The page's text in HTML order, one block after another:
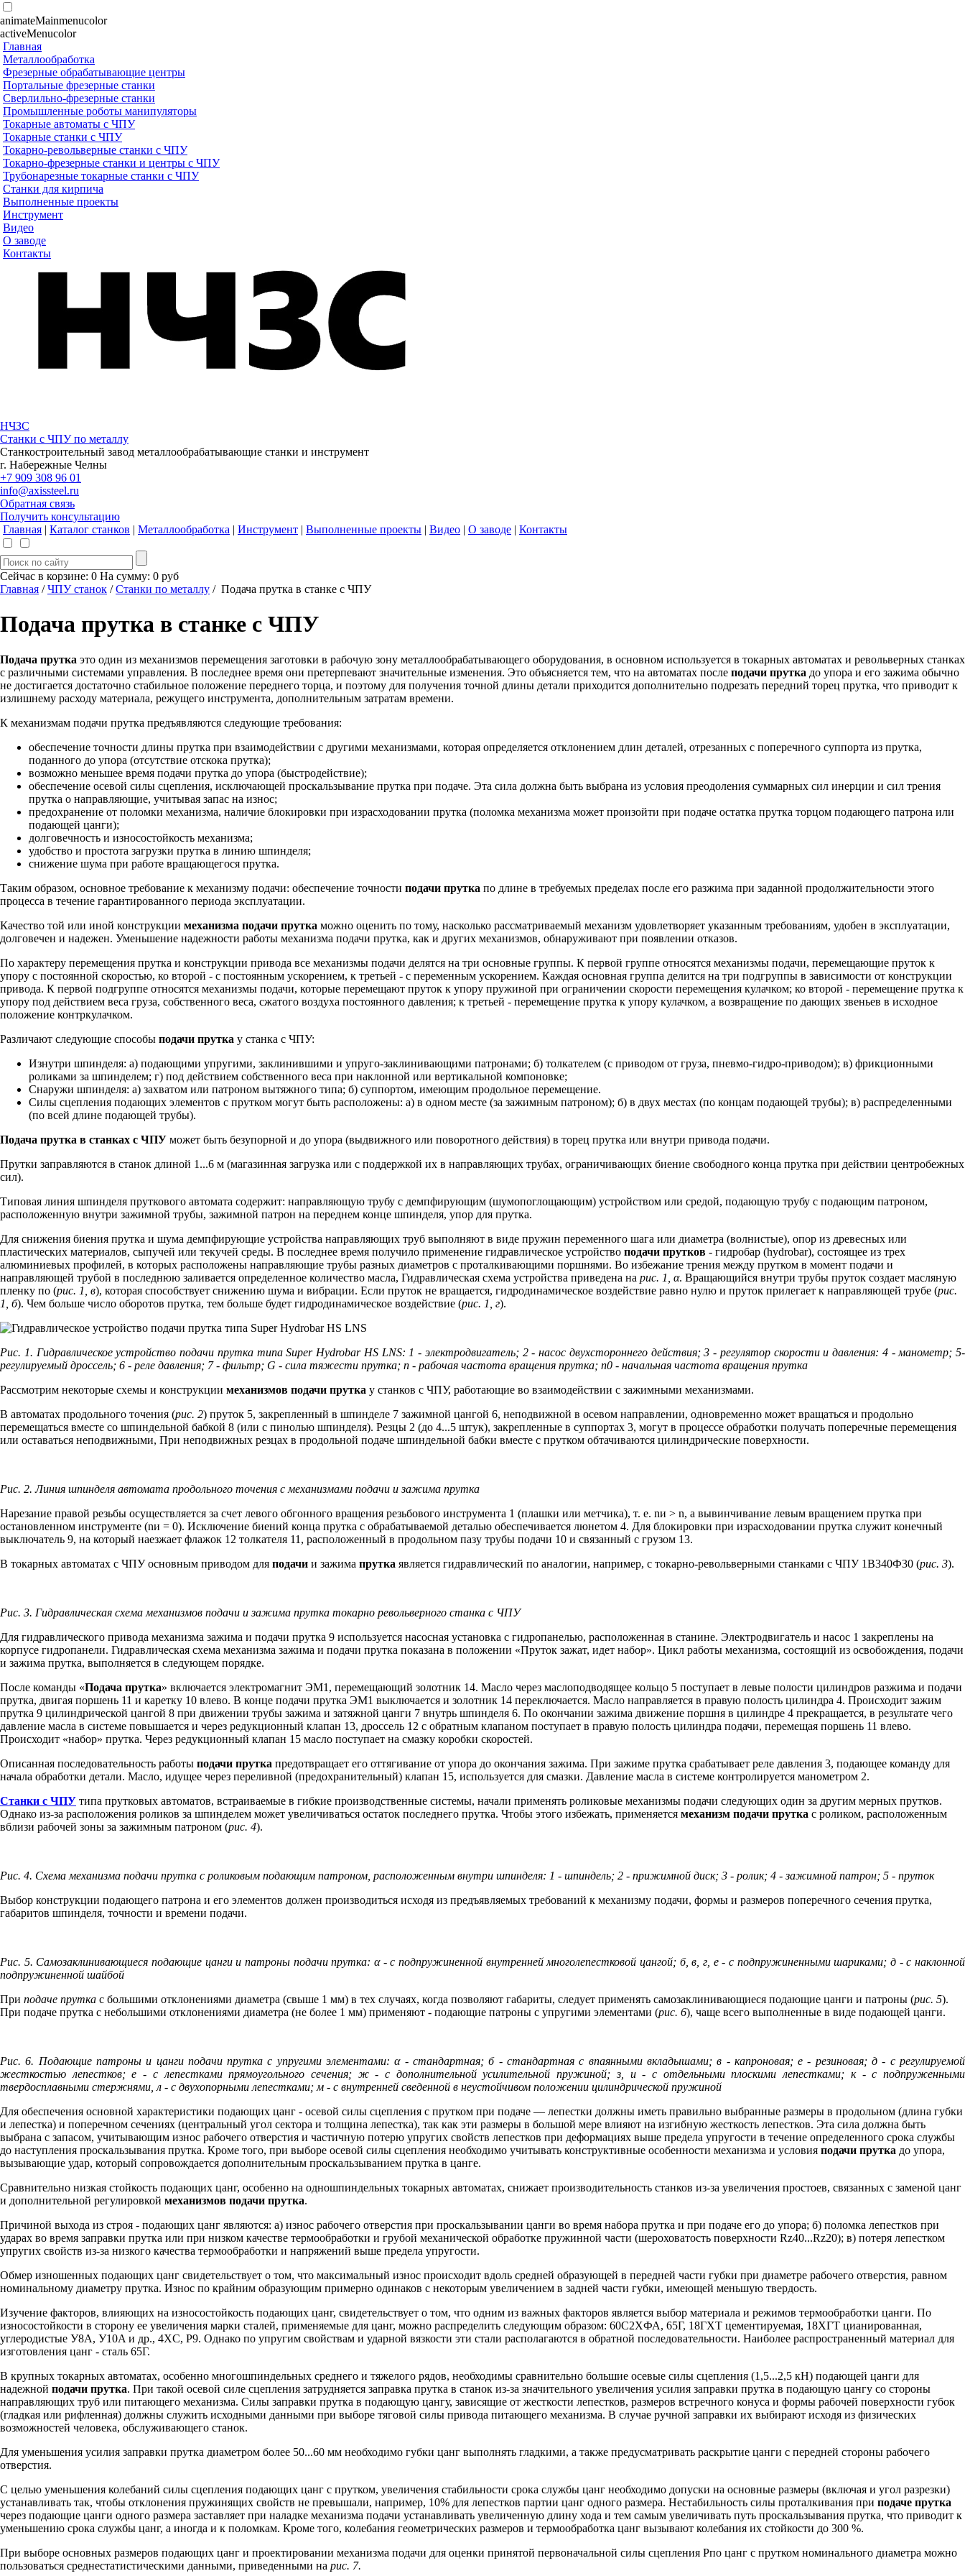
animateMainmenucolor
activeMenucolor
Главная
Металлообработка
Фрезерные обрабатывающие центры
Портальные фрезерные станки
Сверлильно-фрезерные станки
Промышленные роботы манипуляторы
Токарные автоматы с ЧПУ
Токарные станки с ЧПУ
Токарно-револьверные станки с ЧПУ
Токарно-фрезерные станки и центры с ЧПУ
Трубонарезные токарные станки с ЧПУ
Станки для кирпича
Выполненные проекты
Инструмент
Видео
О заводе
Контакты
НЧЗС
Станки с ЧПУ по металлу
Станкостроительный завод металлообрабатывающие станки и инструмент
г. Набережные Челны
+7 909 308 96 01
info@axissteel.ru
Обратная связь
Получить консультацию
Главная | Каталог станков | Металлообработка | Инструмент | Выполненные проекты | Видео | О заводе | Контакты
Сейчас в корзине: 0 На сумму: 0 руб
Главная /ЧПУ станок /Станки по металлу / Подача прутка в станке с ЧПУ
Подача прутка в станке с ЧПУ
Подача прутка это один из механизмов перемещения заготовки в рабочую зону металлообрабатывающего оборудования, в основном используется в токарных автоматах и револьверных станках
с различными системами управления. В последнее время они претерпевают значительные изменения. Это объясняется тем, что на автоматах после подачи прутка до упора и его зажима обычно
не достигается достаточно стабильное положение переднего торца, и поэтому для получения точной длины детали приходится дополнительно подрезать передний торец прутка, что приводит к
излишнему расходу материала, режущего инструмента, дополнительным затратам времени.
К механизмам подачи прутка предъявляются следующие требования:
обеспечение точности длины прутка при взаимодействии с другими механизмами, которая определяется отклонением длин деталей, отрезанных с поперечного суппорта из прутка,
поданного до упора (отсутствие отскока прутка);
возможно меньшее время подачи прутка до упора (быстродействие);
обеспечение осевой силы сцепления, исключающей проскальзывание прутка при подаче. Эта сила должна быть выбрана из условия преодоления суммарных сил инерции и сил трения
прутка о направляющие, учитывая запас на износ;
предохранение от поломки механизма, наличие блокировки при израсходовании прутка (поломка механизма может произойти при подаче остатка прутка торцом подающего патрона или
подающей цанги);
долговечность и износостойкость механизма;
удобство и простота загрузки прутка в линию шпинделя;
снижение шума при работе вращающегося прутка.
Таким образом, основное требование к механизму подачи: обеспечение точности подачи прутка по длине в требуемых пределах после его разжима при заданной продолжительности этого
процесса в течение гарантированного периода эксплуатации.
Качество той или иной конструкции механизма подачи прутка можно оценить по тому, насколько рассматриваемый механизм удовлетворяет указанным требованиям, удобен в эксплуатации,
долговечен и надежен. Уменьшение надежности работы механизма подачи прутка, как и других механизмов, обнаруживают при появлении отказов.
По характеру перемещения прутка и конструкции привода все механизмы подачи делятся на три основные группы. К первой группе относятся механизмы подачи, перемещающие пруток к
упору с постоянной скоростью, ко второй - с постоянным ускорением, к третьей - с переменным ускорением. Каждая основная группа делится на три подгруппы в зависимости от конструкции
привода. К первой подгруппе относятся механизмы подачи, которые перемещают пруток к упору пружиной при ограничении скорости перемещения кулачком; ко второй - перемещение прутка к
упору под действием веса груза, собственного веса, сжатого воздуха постоянного давления; к третьей - перемещение прутка к упору кулачком, а возвращение по дающих звеньев в исходное
положение контркулачком.
Различают следующие способы подачи прутка у станка с ЧПУ:
Изнутри шпинделя: а) подающими упругими, заклинившими и упруго-заклинивающими патронами; б) толкателем (с приводом от груза, пневмо-гидро-приводом); в) фрикционными
роликами за шпинделем; г) под действием собственного веса при наклонной или вертикальной компоновке;
Снаружи шпинделя: а) захватом или патроном вытяжного типа; б) суппортом, имеющим продольное перемещение.
Силы сцепления подающих элементов с прутком могут быть расположены: а) в одном месте (за зажимным патроном); б) в двух местах (по концам подающей трубы); в) распределенными
(по всей длине подающей трубы).
Подача прутка в станках с ЧПУ может быть безупорной и до упора (выдвижного или поворотного действия) в торец прутка или внутри привода подачи.
Прутки заправляются в станок длиной 1...6 м (магазинная загрузка или с поддержкой их в направляющих трубах, ограничивающих биение свободного конца прутка при действии центробежных
сил).
Типовая линия шпинделя пруткового автомата содержит: направляющую трубу с демпфирующим (шумопоглощающим) устройством или средой, подающую трубу с подающим патроном,
расположенную внутри зажимной трубы, зажимной патрон на переднем конце шпинделя, упор для прутка.
Для снижения биения прутка и шума демпфирующие устройства направляющих труб выполняют в виде пружин переменного шага или диаметра (волнистые), опор из древесных или
пластических материалов, сыпучей или текучей среды. В последнее время получило применение гидравлическое устройство подачи прутков - гидробар (hydrobar), состоящее из трех
алюминиевых профилей, в которых расположены направляющие трубы разных диаметров с проталкивающими поршнями. Во избежание трения между прутком в момент подачи и
направляющей трубой в последнюю заливается определенное количество масла, Гидравлическая схема устройства приведена на рис. 1, α. Вращающийся внутри трубы пруток создает масляную
пленку по (рис. 1, в), которая способствует снижению шума и вибрации. Если пруток не вращается, гидродинамическое воздействие равно нулю и пруток прилегает к направляющей трубе (рис.
1, б). Чем больше число оборотов прутка, тем больше будет гидродинамическое воздействие (рис. 1, г).
Рис. 1. Гидравлическое устройство подачи прутка типа Super Hydrobar HS LNS: 1 - электродвигатель; 2 - насос двухстороннего действия; 3 - регулятор скорости и давления: 4 - манометр; 5-
регулируемый дроссель; 6 - реле давления; 7 - фильтр; G - сила тяжести прутка; n - рабочая частота вращения прутка; п0 - начальная частота вращения прутка
Рассмотрим некоторые схемы и конструкции механизмов подачи прутка у станков с ЧПУ, работающие во взаимодействии с зажимными механизмами.
В автоматах продольного точения (рис. 2) пруток 5, закрепленный в шпинделе 7 зажимной цангой 6, неподвижной в осевом направлении, одновременно может вращаться и продольно
перемещаться вместе со шпиндельной бабкой 8 (или с пинолью шпинделя). Резцы 2 (до 4...5 штук), закрепленные в суппортах 3, могут в процессе обработки получать поперечные перемещения
или оставаться неподвижными, При неподвижных резцах в продольной подаче шпиндельной бабки вместе с прутком обтачиваются цилиндрические поверхности.
Рис. 2. Линия шпинделя автомата продольного точения с механизмами подачи и зажима прутка
Нарезание правой резьбы осуществляется за счет левого обгонного вращения резьбового инструмента 1 (плашки или метчика), т. е. nи > n, а вывинчивание левым вращением прутка при
остановленном инструменте (nи = 0). Исключение биений конца прутка с обрабатываемой деталью обеспечивается люнетом 4. Для блокировки при израсходовании прутка служит конечный
выключатель 9, на который наезжает флажок 12 толкателя 11, расположенный в продольном пазу трубы подачи 10 и связанный с грузом 13.
В токарных автоматах с ЧПУ основным приводом для подачи и зажима прутка является гидравлический по аналогии, например, с токарно-револьверными станками с ЧПУ 1В340Ф30 (рис. 3).
Рис. 3. Гидравлическая схема механизмов подачи и зажима прутка токарно револьверного станка с ЧПУ
Для гидравлического привода механизма зажима и подачи прутка 9 используется насосная установка с гидропанелью, расположенная в станине. Электродвигатель и насос 1 закреплены на
корпусе гидропанели. Гидравлическая схема механизма зажима и подачи прутка показана в положении «Пруток зажат, идет набор». Цикл работы механизма, состоящий из освобождения, подачи
и зажима прутка, выполняется в следующем порядке.
После команды «Подача прутка» включается электромагнит ЭМ1, перемещающий золотник 14. Масло через маслоподводящее кольцо 5 поступает в левые полости цилиндров разжима и подачи
прутка, двигая поршень 11 и каретку 10 влево. В конце подачи прутка ЭМ1 выключается и золотник 14 переключается. Масло направляется в правую полость цилиндра 4. Происходит зажим
прутка 9 цилиндрической цангой 8 при движении трубы зажима и затяжной цанги 7 внутрь шпинделя 6. По окончании зажима движение поршня в цилиндре 4 прекращается, в результате чего
давление масла в системе повышается и через редукционный клапан 13, дроссель 12 с обратным клапаном поступает в правую полость цилиндра подачи, перемещая поршень 11 влево.
Происходит «набор» прутка. Через редукционный клапан 15 масло поступает на смазку коробки скоростей.
Описанная последовательность работы подачи прутка предотвращает его оттягивание от упора до окончания зажима. При зажиме прутка срабатывает реле давления 3, подающее команду для
начала обработки детали. Масло, идущее через переливной (предохранительный) клапан 15, используется для смазки. Давление масла в системе контролируется манометром 2.
Станки с ЧПУ типа прутковых автоматов, встраиваемые в гибкие производственные системы, начали применять роликовые механизмы подачи следующих один за другим мерных прутков.
Однако из-за расположения роликов за шпинделем может увеличиваться остаток последнего прутка. Чтобы этого избежать, применяется механизм подачи прутка с роликом, расположенным
вблизи рабочей зоны за зажимным патроном (рис. 4).
Рис. 4. Схема механизма подачи прутка с роликовым подающим патроном, расположенным внутри шпинделя: 1 - шпиндель; 2 - прижимной диск; 3 - ролик; 4 - зажимной патрон; 5 - пруток
Выбор конструкции подающего патрона и его элементов должен производиться исходя из предъявляемых требований к механизму подачи, формы и размеров поперечного сечения прутка,
габаритов шпинделя, точности и времени подачи.
Рис. 5. Самозаклинивающиеся подающие цанги и патроны подачи прутка: α - с подпружиненной внутренней многолепестковой цангой; б, в, г, e - с подпружиненными шариками; д - с наклонной
подпружиненной шайбой
При подаче прутка с большими отклонениями диаметра (свыше 1 мм) в тех случаях, когда позволяют габариты, следует применять самозаклинивающиеся подающие цанги и патроны (рис. 5).
При подаче прутка с небольшими отклонениями диаметра (не более 1 мм) применяют - подающие патроны с упругими элементами (рис. 6), чаще всего выполненные в виде подающей цанги.
Рис. 6. Подающие патроны и цанги подачи прутка с упругими элементами: α - стандартная; б - стандартная с впаянными вкладышами; в - капроновая; е - резиновая; д - с регулируемой
жесткостью лепестков; е - с лепестками прямоугольного сечения; ж - с дополнительной усилительной пружиной; з, и - с отдельными плоскими лепестками; к - с подпруженными
твердосплавными стержнями, л - с двухопорными лепестками; м - с внутренней сведенной в неустойчивом положении цилиндрической пружиной
Для обеспечения основной характеристики подающих цанг - осевой силы сцепления с прутком при подаче — лепестки должны иметь правильно выбранные размеры в продольном (длина губки
и лепестка) и поперечном сечениях (центральный угол сектора и толщина лепестка), так как эти размеры в большой мере влияют на изгибную жесткость лепестков. Эта сила должна быть
выбрана с запасом, учитывающим износ рабочего отверстия и частичную потерю упругих свойств лепестков при деформациях выше предела упругости в течение определенного срока службы
до наступления проскальзывания прутка. Кроме того, при выборе осевой силы сцепления необходимо учитывать конструктивные особенности механизма и условия подачи прутка до упора,
вызывающие удар, который сопровождается дополнительным проскальзыванием прутка в цанге.
Сравнительно низкая стойкость подающих цанг, особенно на одношпиндельных токарных автоматах, снижает производительность станков из-за увеличения простоев, связанных с заменой цанг
и дополнительной регулировкой механизмов подачи прутка.
Причиной выхода из строя - подающих цанг являются: а) износ рабочего отверстия при проскальзывании цанги во время набора прутка и при подаче его до упора; б) поломка лепестков при
ударах во время заправки прутка или при низком качестве термообработки и грубой механической обработке пружинной части (шероховатость поверхности Rz40...Rz20); в) потеря лепестком
упругих свойств из-за низкого качества термообработки и напряжений выше предела упругости.
Обмер изношенных подающих цанг свидетельствует о том, что максимальный износ происходит вдоль средней образующей в передней части губки при диаметре рабочего отверстия, равном
номинальному диаметру прутка. Износ по крайним образующим примерно одинаков с некоторым увеличением в задней части губки, имеющей меньшую твердость.
Изучение факторов, влияющих на износостойкость подающих цанг, свидетельствует о том, что одним из важных факторов является выбор материала и режимов термообработки цанги. По
износостойкости в сторону ее увеличения марки сталей, применяемые для цанг, можно распределить следующим образом: 60С2XФА, 65Г, 18ГХТ цементируемая, 18ХГТ цианированная,
углеродистые У8А, У10A и др., 4XC, P9. Однако по упругим свойствам и ударной вязкости эти стали располагаются в обратной последовательности. Наиболее распространенный материал для
изготовления цанг - сталь 65Г.
В крупных токарных автоматах, особенно многошпиндельных среднего и тяжелого рядов, необходимы сравнительно большие осевые силы сцепления (1,5...2,5 кН) подающей цанги для
надежной подачи прутка. При такой осевой силе сцепления затрудняется заправка прутка в станок из-за значительного увеличения усилия заправки прутка в подающую цангу со стороны
направляющих труб или питающего механизма. Силы заправки прутка в подающую цангу, зависящие от жесткости лепестков, размеров встречного конуса и формы рабочей поверхности губок
(гладкая или рифленная) должны служить исходными данными при выборе тяговой силы привода питающего механизма. В случае ручной заправки их выбирают исходя из физических
возможностей человека, обслуживающего станок.
Для уменьшения усилия заправки прутка диаметром более 50...60 мм необходимо губки цанг выполнять гладкими, а также предусматривать раскрытие цанги с передней стороны рабочего
отверстия.
С целью уменьшения колебаний силы сцепления подающих цанг с прутком, увеличения стабильности срока службы цанг необходимо допуски на основные размеры (включая и угол разрезки)
устанавливать так, чтобы отклонения пружинящих свойств не превышали, например, 10% для лепестков партии цанг одного размера. Нестабильность силы проталкивания при подаче прутка
через подающие цанги одного размера заставляет при наладке механизма подачи устанавливать увеличенную длину хода и тем самым увеличивать путь проскальзывания прутка, что приводит к
уменьшению срока службы цанг, а иногда и к поломкам. Кроме того, колебания геометрических размеров и термообработка цанг вызывают колебания их стойкости до 300 %.
При выборе основных размеров подающих цанг и проектировании механизма подачи для оценки принятой первоначальной силы сцепления Рпо цанг с прутком номинального диаметра можно
пользоваться среднестатистическими данными, приведенными на рис. 7.